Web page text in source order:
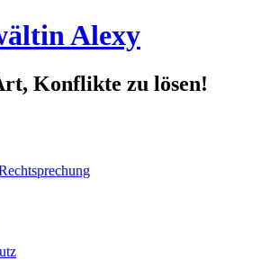
Alexy
Konflikte zu lösen!